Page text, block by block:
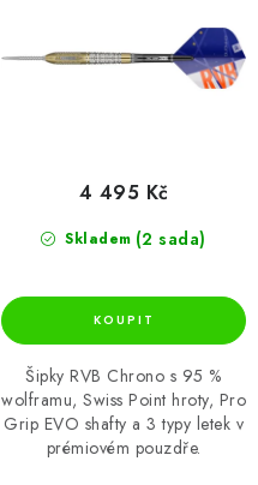
Skladem (2 sada)
4 495 Kč
Šipky RVB Chrono s 95 %
wolframu, Swiss Point hroty, Pro
Grip EVO shafty a 3 typy letek v
prémiovém pouzdře.